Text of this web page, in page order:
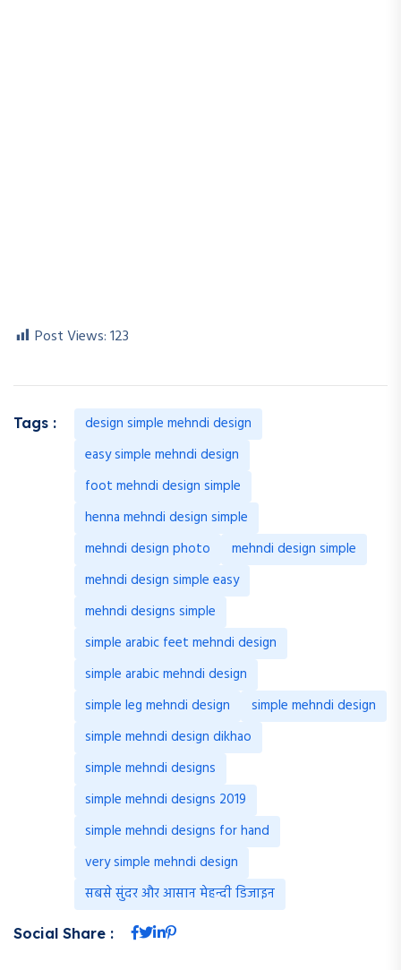
Post Views:123
Tags :
design simple mehndi design
easy simple mehndi design
foot mehndi design simple
henna mehndi design simple
mehndi design photo
mehndi design simple
mehndi design simple easy
mehndi designs simple
simple arabic feet mehndi design
simple arabic mehndi design
simple leg mehndi design
simple mehndi design
simple mehndi design dikhao
simple mehndi designs
simple mehndi designs 2019
simple mehndi designs for hand
very simple mehndi design
सबसे सुंदर और आसान मेहन्दी डिजाइन
Social Share :